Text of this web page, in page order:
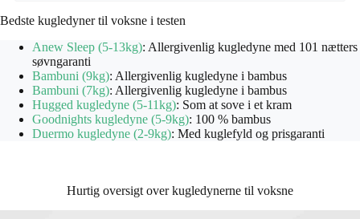
Bedste kugledyner til voksne i testen
Anew Sleep (5-13kg): Allergivenlig kugledyne med 101 nætters
søvngaranti
Bambuni (9kg): Allergivenlig kugledyne i bambus
Bambuni (7kg): Allergivenlig kugledyne i bambus
Hugged kugledyne (5-11kg): Som at sove i et kram
Goodnights kugledyne (5-9kg): 100 % bambus
Duermo kugledyne (2-9kg): Med kuglefyld og prisgaranti
Hurtig oversigt over kugledynerne til voksne